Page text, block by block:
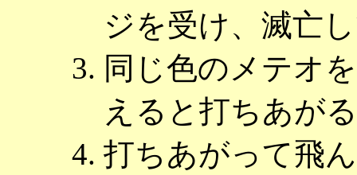
ジを受け、滅亡
同じ色のメテオ
えると打ちあが
打ちあがって飛